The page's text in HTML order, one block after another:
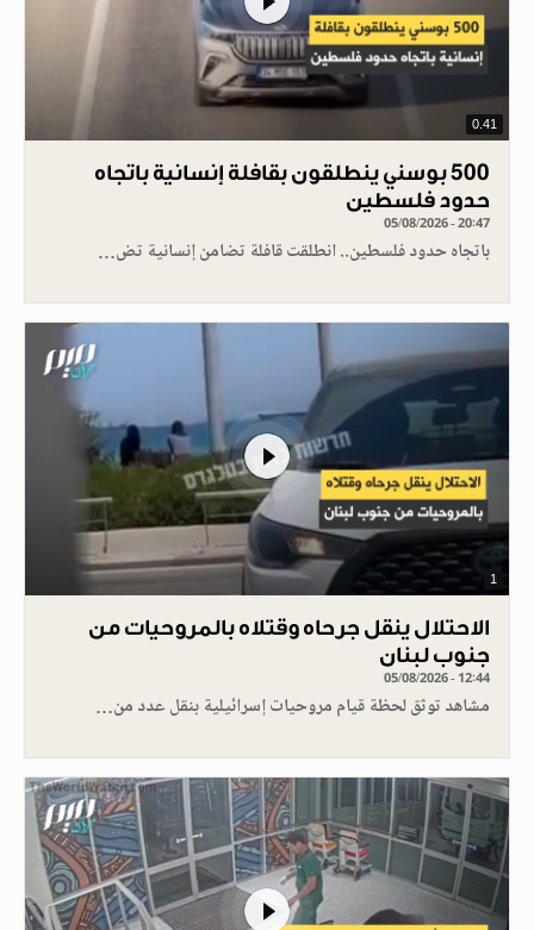
0.41
500 بوسني ينطلقون بقافلة إنسانية باتجاه
حدود فلسطين
05/08/2026 - 20:47
باتجاه حدود فلسطين.. انطلقت قافلة تضامن إنسانية تض…
1
الاحتلال ينقل جرحاه وقتلاه بالمروحيات من
جنوب لبنان
05/08/2026 - 12:44
مشاهد توثق لحظة قيام مروحيات إسرائيلية بنقل عدد من…